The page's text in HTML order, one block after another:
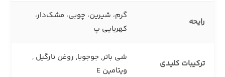
رایحه
گرم، شیرین، چوبی، مشک‌دار،
کهربایی پ
ترکیبات کلیدی
شی باتر, جوجوبا, روغن نارگیل ,
ویتامین E